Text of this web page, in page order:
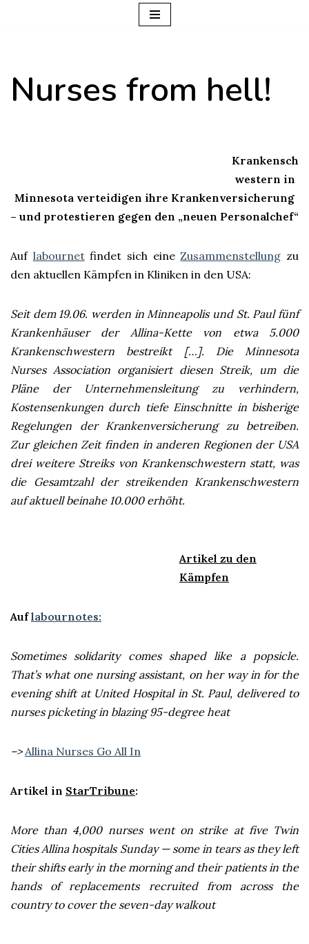
springen
Nurses from hell!
Krankensch
western in
Minnesota verteidigen ihre Krankenversicherung
– und protestieren gegen den „neuen Personalchef“
Auf labournetfindet sich eineZusammenstellung zu
den aktuellen Kämpfen in Kliniken in den USA:
Seit dem 19.06. werden in Minneapolis und St. Paul fünf
Krankenhäuser der Allina-Kette von etwa 5.000
Krankenschwestern bestreikt […]. Die Minnesota
Nurses Association organisiert diesen Streik, um die
Pläne der Unternehmensleitung zu verhindern,
Kostensenkungen durch tiefe Einschnitte in bisherige
Regelungen der Krankenversicherung zu betreiben.
Zur gleichen Zeit finden in anderen Regionen der USA
drei weitere Streiks von Krankenschwestern statt, was
die Gesamtzahl der streikenden Krankenschwestern
auf aktuell beinahe 10.000 erhöht.
Artikel zu den
Kämpfen
Auflabournotes:
Sometimes solidarity comes shaped like a popsicle.
That’s what one nursing assistant, on her way in for the
evening shift at United Hospital in St. Paul, delivered to
nurses picketing in blazing 95-degree heat
–>Allina Nurses Go All In
Artikel in StarTribune:
More than 4,000 nurses went on strike at five Twin
Cities Allina hospitals Sunday — some in tears as they left
their shifts early in the morning and their patients in the
hands of replacements recruited from across the
country to cover the seven-day walkout